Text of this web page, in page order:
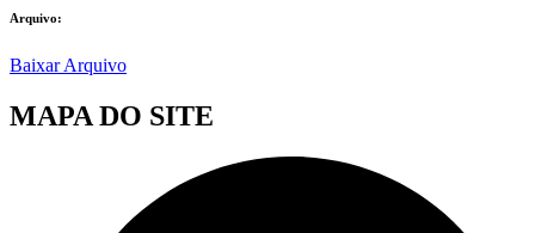
Arquivo:
Baixar Arquivo
MAPA DO SITE